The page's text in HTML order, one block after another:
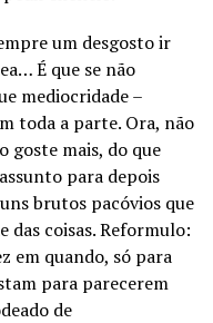
um desgosto ir
É que se não
mediocridade –
toda a parte. Ora, não
goste mais, do que
para depois
brutos pacóvios que
das coisas. Reformulo:
em quando, só para
para parecerem
de